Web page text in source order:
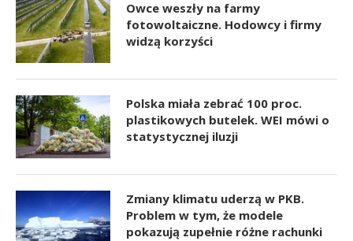
Owce weszły na farmy
fotowoltaiczne. Hodowcy i firmy
widzą korzyści
Polska miała zebrać 100 proc.
plastikowych butelek. WEI mówi o
statystycznej iluzji
Zmiany klimatu uderzą w PKB.
Problem w tym, że modele
pokazują zupełnie różne rachunki